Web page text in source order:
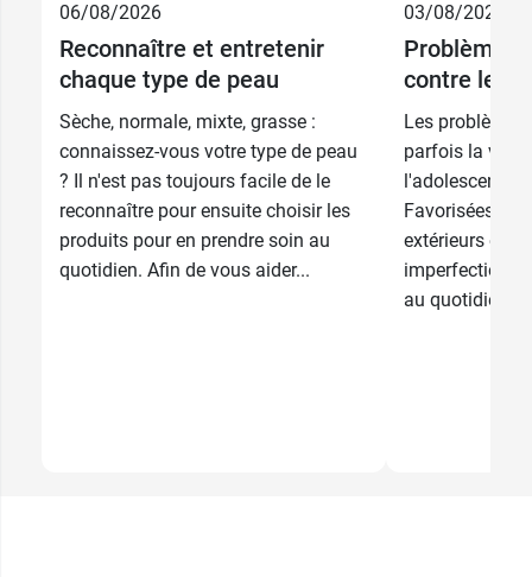
2 x 15 ml 8,99 €
06/08/2026
Reconnaître et entretenir
chaque type de peau
Sèche, normale, mixte, grasse :
connaissez-vous votre type de peau
? Il n'est pas toujours facile de le
reconnaître pour ensuite choisir les
produits pour en prendre soin au
quotidien. Afin de vous aider...
03/08/2026
Problèmes
contre les
Les
parfois la vie
l'adolescence
Favorisées
extérieurs et
imperfections
au quotidien....